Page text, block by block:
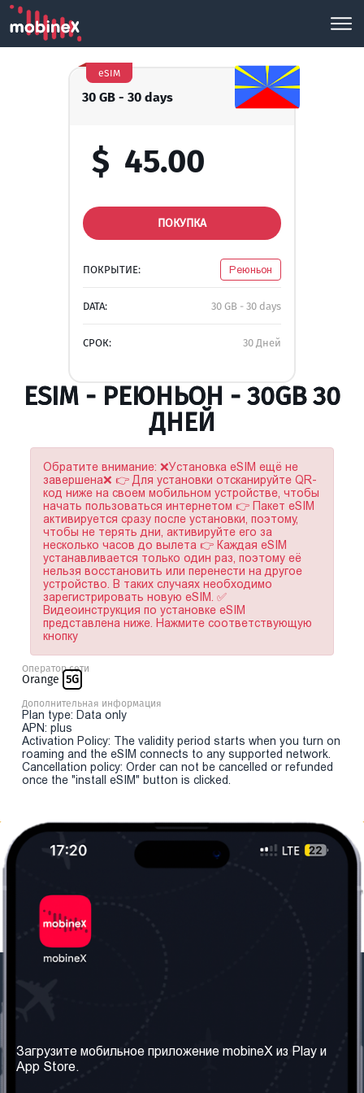
30 GB - 30 days
eSIM
$ 45.00
ПОКУПКА
ПОКРЫТИЕ: Реюньон
DATA: 30 GB - 30 days
СРОК: 30 Дней
ESIM - РЕЮНЬОН - 30GB 30
ДНЕЙ
Обратите внимание: ❌Установка eSIM ещё не
завершена❌ 👉 Для установки отсканируйте QR-
код ниже на своем мобильном устройстве, чтобы
начать пользоваться интернетом 👉 Пакет eSIM
активируется сразу после установки, поэтому,
чтобы не терять дни, активируйте его за
несколько часов до вылета 👉 Каждая eSIM
устанавливается только один раз, поэтому её
нельзя восстановить или перенести на другое
устройство. В таких случаях необходимо
зарегистрировать новую eSIM. ✅
Видеоинструкция по установке eSIM
представлена ниже. Нажмите соответствующую
кнопку
Оператор сети
Orange 5G
Дополнительная информация
Plan type: Data only
APN: plus
Activation Policy: The validity period starts when you turn on
roaming and the eSIM connects to any supported network.
Cancellation policy: Order can not be cancelled or refunded
once the "install eSIM" button is clicked.
Наши сервисы
Правила и Условия
Загрузите мобильное приложение mobineX из Play и
App Store.